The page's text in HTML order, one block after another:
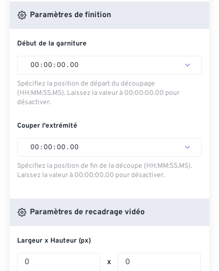
Paramètres de finition
Début de la garniture
00 : 00 : 00 . 00
Spécifiez la position de départ du découpage
(HH:MM:SS.MS). Laissez la valeur à 00:00:00.00 pour
désactiver.
Couper l'extrémité
00 : 00 : 00 . 00
Spécifiez la position de fin de la découpe (HH:MM:SS.MS).
Laissez la valeur à 00:00:00.00 pour désactiver.
Paramètres de recadrage vidéo
Largeur x Hauteur (px)
x